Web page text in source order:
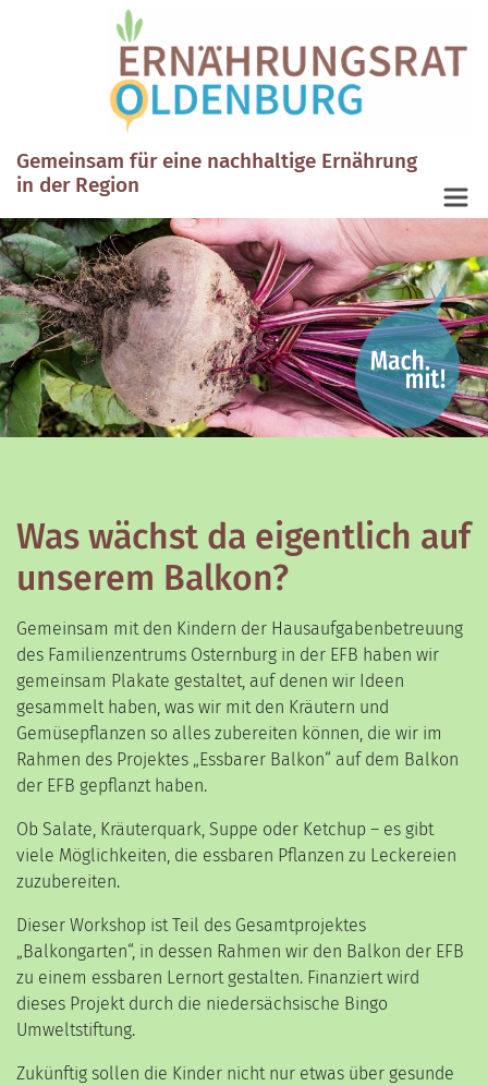
Gemeinsam für eine nachhaltige Ernährung
in der Region
Was wächst da eigentlich auf
unserem Balkon?
Gemeinsam mit den Kindern der Hausaufgabenbetreuung
des Familienzentrums Osternburg in der EFB haben wir
gemeinsam Plakate gestaltet, auf denen wir Ideen
gesammelt haben, was wir mit den Kräutern und
Gemüsepflanzen so alles zubereiten können, die wir im
Rahmen des Projektes „Essbarer Balkon“ auf dem Balkon
der EFB gepflanzt haben.
Ob Salate, Kräuterquark, Suppe oder Ketchup – es gibt
viele Möglichkeiten, die essbaren Pflanzen zu Leckereien
zuzubereiten.
Dieser Workshop ist Teil des Gesamtprojektes
„Balkongarten“, in dessen Rahmen wir den Balkon der EFB
zu einem essbaren Lernort gestalten. Finanziert wird
dieses Projekt durch die niedersächsische Bingo
Umweltstiftung.
Zukünftig sollen die Kinder nicht nur etwas über gesunde